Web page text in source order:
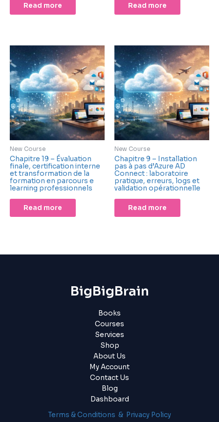
Read more Read more
New Course
Chapitre 19 – Évaluation
finale, certification interne
et transformation de la
formation en parcours e
learning professionnels
Read more
New Course
Chapitre 9 – Installation
pas à pas d’Azure AD
Connect : laboratoire
pratique, erreurs, logs et
validation opérationnelle
Read more
BigBigBrain
Books
Courses
Services
Shop
About Us
My Account
Contact Us
Blog
Dashboard
Terms & Conditions & Privacy Policy